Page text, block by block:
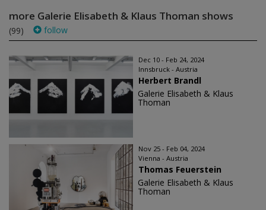
more Galerie Elisabeth & Klaus Thoman shows
(99) follow
Dec 10 - Feb 24, 2024
Innsbruck - Austria
Herbert Brandl
Galerie Elisabeth & Klaus
Thoman
Nov 25 - Feb 04, 2024
Vienna - Austria
Thomas Feuerstein
Galerie Elisabeth & Klaus
Thoman